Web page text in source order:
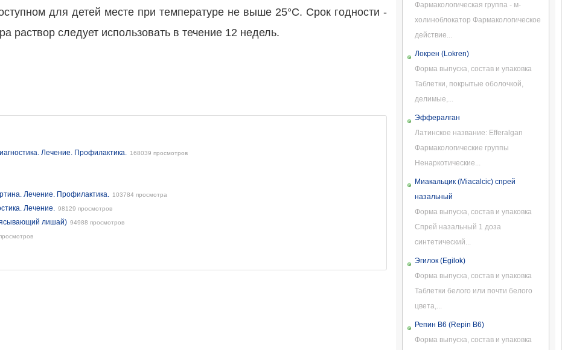
для детей месте при температуре не выше 25°C. Срок годности -
раствор следует использовать в течение 12 недель.
Лечение. Профилактика. 168039 просмотров
Лечение. Профилактика. 103784 просмотра
Лечение. 98129 просмотров
лишай) 94988 просмотров
Фармакологическая группа - м-
холиноблокатор Фармакологическое
действие...
Локрен (Lokren)
Форма выпуска, состав и упаковка
Таблетки, покрытые оболочкой,
делимые,...
Эффералган
Латинское название: Efferalgan
Фармакологические группы
Ненаркотические...
Миакальцик (Miacalcic) спрей
назальный
Форма выпуска, состав и упаковка
Спрей назальный 1 доза
синтетический...
Эгилок (Egilok)
Форма выпуска, состав и упаковка
Таблетки белого или почти белого
цвета,...
Репин В6 (Repin B6)
Форма выпуска, состав и упаковка